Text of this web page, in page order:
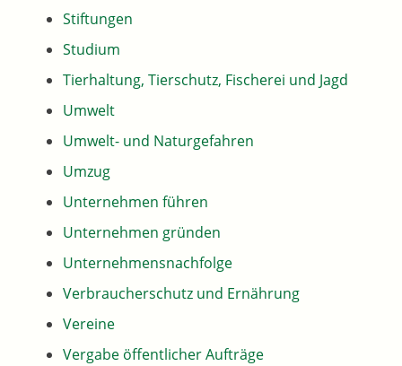
Stiftungen
Studium
Tierhaltung, Tierschutz, Fischerei und Jagd
Umwelt
Umwelt- und Naturgefahren
Umzug
Unternehmen führen
Unternehmen gründen
Unternehmensnachfolge
Verbraucherschutz und Ernährung
Vereine
Vergabe öffentlicher Aufträge